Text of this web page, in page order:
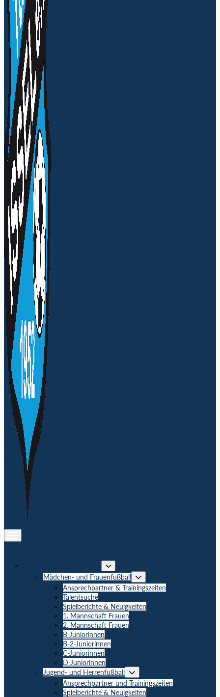
Menü-
Menü-
Schalter
Mädchen- und Frauenfußball Menü-
Schalter
Ansprechpartner & Trainingszeiten
Talentsuche
Spielberichte & Neuigkeiten
1. Mannschaft Frauen
2. Mannschaft Frauen
B-Juniorinnen
B-2-Juniorinnen
C-Juniorinnen
D-Juniorinnen
Jugend- und Herrenfußball Menü-
Schalter
Ansprechpartner und Trainingszeiten
Spielberichte & Neuigkeiten